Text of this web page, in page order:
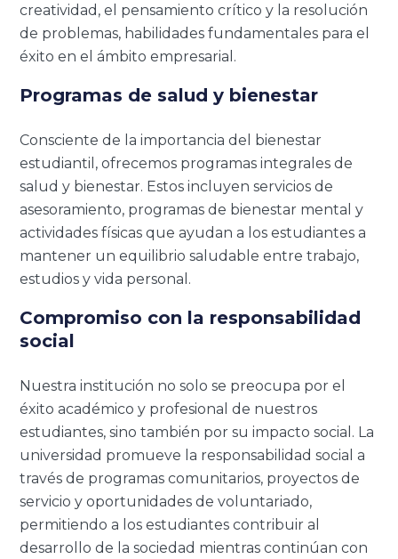
creatividad, el pensamiento crítico y la resolución
de problemas, habilidades fundamentales para el
éxito en el ámbito empresarial.
Programas de salud y bienestar
Consciente de la importancia del bienestar
estudiantil, ofrecemos programas integrales de
salud y bienestar. Estos incluyen servicios de
asesoramiento, programas de bienestar mental y
actividades físicas que ayudan a los estudiantes a
mantener un equilibrio saludable entre trabajo,
estudios y vida personal.
Compromiso con la responsabilidad
social
Nuestra institución no solo se preocupa por el
éxito académico y profesional de nuestros
estudiantes, sino también por su impacto social. La
universidad promueve la responsabilidad social a
través de programas comunitarios, proyectos de
servicio y oportunidades de voluntariado,
permitiendo a los estudiantes contribuir al
desarrollo de la sociedad mientras continúan con